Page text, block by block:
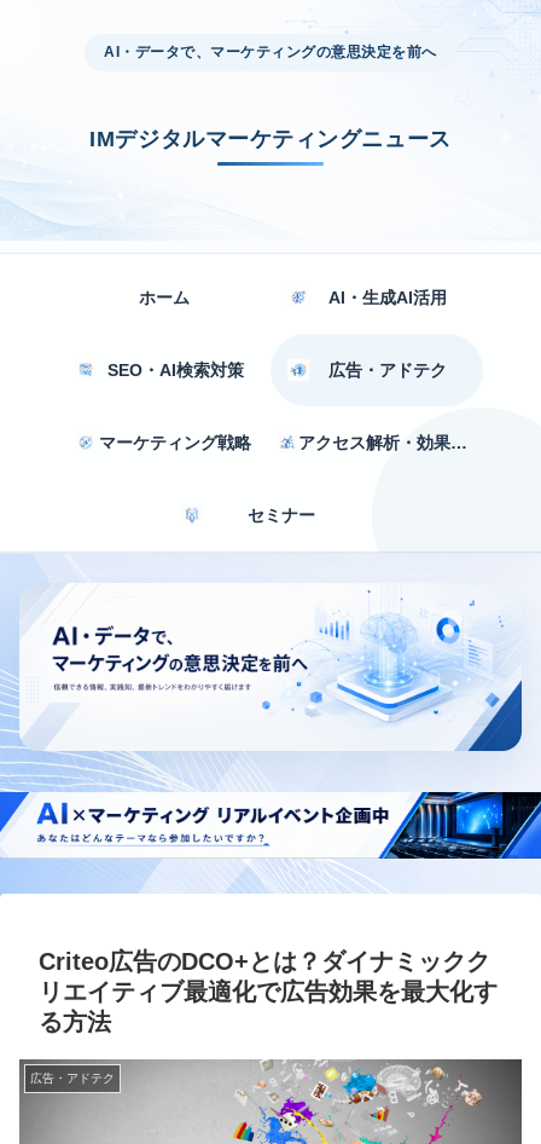
AI・データで、マーケティングの意思決定を前へ
IMデジタルマーケティングニュース
ホーム AI・生成AI活用
SEO・AI検索対策 広告・アドテク
マーケティング戦略 アクセス解析・効果測定
セミナー
Criteo広告のDCO+とは？ダイナミックク
リエイティブ最適化で広告効果を最大化す
る方法
広告・アドテク